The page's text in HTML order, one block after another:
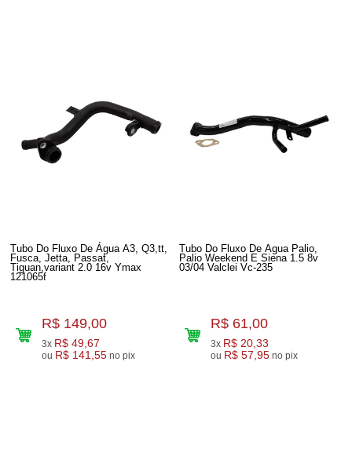
Tubo Do Fluxo De Água A3, Q3,tt,
Fusca, Jetta, Passat,
Tiguan,variant 2.0 16v Ymax
121065f
R$ 149,00
3x R$ 49,67
ou R$ 141,55 no pix
Tubo Do Fluxo De Agua Palio,
Palio Weekend E Siena 1.5 8v
03/04 Valclei Vc-235
R$ 61,00
3x R$ 20,33
ou R$ 57,95 no pix